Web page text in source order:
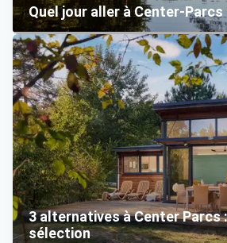
Quel jour aller à Center-Parcs
3 alternatives à Center Parcs
sélection